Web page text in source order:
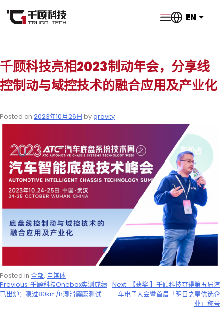
EN
千顾科技亮相2023制动年会，分享线
控制动与域控技术的融合应用及产业化
Posted on 2023年10月26日 bygravity
Posted in 全部, 自媒体
文
章
Previous: 千顾科技Onebox实测成绩
已出炉：稳过80km/h湿滑麋鹿测试
Next:
【获奖 】千顾科技夺得第五届汽
车电子大会暨首届「明日之星优选企
业」称号